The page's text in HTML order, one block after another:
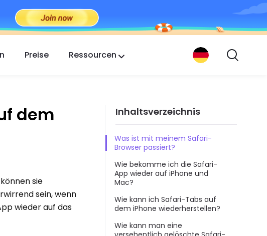
Preise Ressourcen
dem
sie
sein, wenn
wieder auf das
Inhaltsverzeichnis
Was ist mit meinem Safari-
Browser passiert?
Wie bekomme ich die Safari-
App wieder auf iPhone und
Mac?
Wie kann ich Safari-Tabs auf
dem iPhone wiederherstellen?
Wie kann man eine